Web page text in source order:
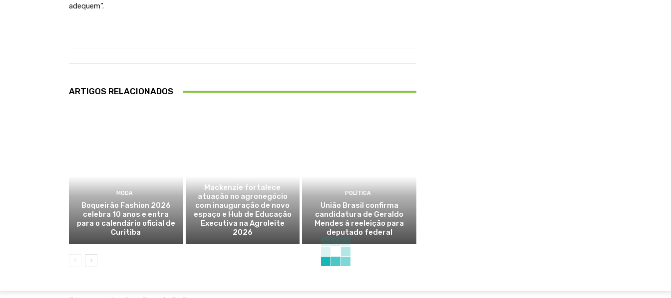
adequem”.
ARTIGOS RELACIONADOS
MODA
Boqueirão Fashion 2026
celebra 10 anos e entra
para o calendário oficial de
Curitiba
Mackenzie fortalece
atuação no agronegócio
com inauguração de novo
espaço e Hub de Educação
Executiva na Agroleite
2026
POLÍTICA
União Brasil confirma
candidatura de Geraldo
Mendes à reeleição para
deputado federal